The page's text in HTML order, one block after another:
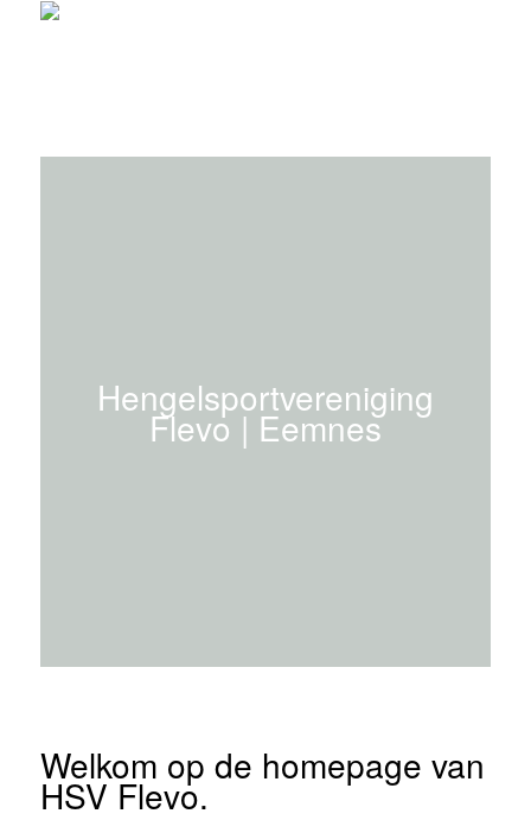
Hengelsportvereniging
Flevo | Eemnes
Welkom op de homepage van
HSV Flevo.